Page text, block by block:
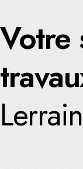
Votre
Lerrain